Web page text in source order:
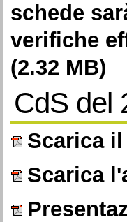
schede
verifiche
(2.32 MB)
CdS del
Scarica
Scarica